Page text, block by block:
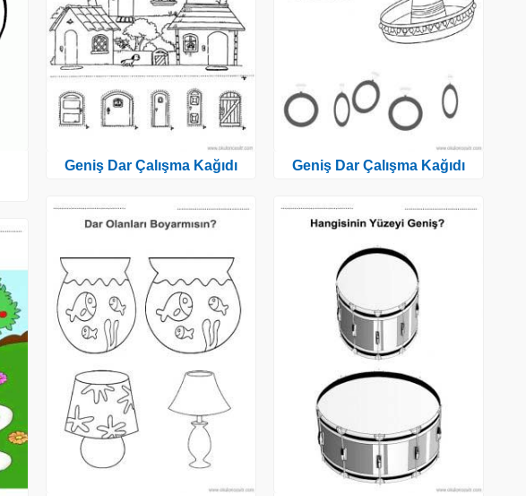
Geniş Dar Çalışma Kağıdı Geniş Dar Çalışma Kağıdı